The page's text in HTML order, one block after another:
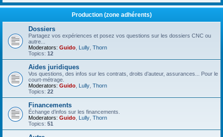
Production (zone adhérents)
Dossiers
Partagez vos expériences et posez vos questions sur les dossiers CNC ou
autre...
Moderators: Guido Lully Thorn
Topics: 12
Aides juridiques
Vos questions, des infos sur les contrats, droits d’auteur, assurances... Pour le
court-métrage.
Moderators: Guido Lully Thorn
Topics: 22
Financements
Échange d’infos sur les financements.
Moderators: Guido Lully Thorn
Topics: 51